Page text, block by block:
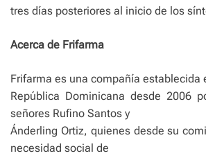
tres días posteriores al inicio de los
Acerca de Frifarma
Frifarma es una compañía establecida
República Dominicana desde 2006
señores Rufino Santos y
Ánderling Ortiz, quienes desde su
necesidad social de